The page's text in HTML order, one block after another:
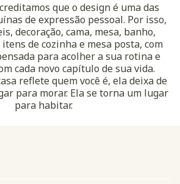
que o design é uma das
de expressão pessoal. Por isso,
decoração, cama, mesa, banho,
de cozinha e mesa posta, com
para acolher a sua rotina e
cada novo capítulo de sua vida.
reflete quem você é, ela deixa de
para morar. Ela se torna um lugar
para habitar.